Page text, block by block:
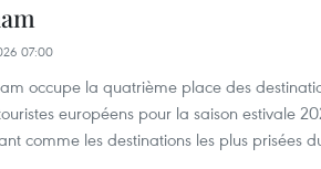
07:00
occupe la quatrième place des
européens pour la saison estivale
comme les destinations les plus prisées